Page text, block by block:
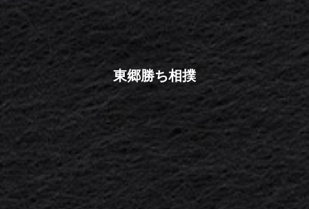
東郷勝ち相撲